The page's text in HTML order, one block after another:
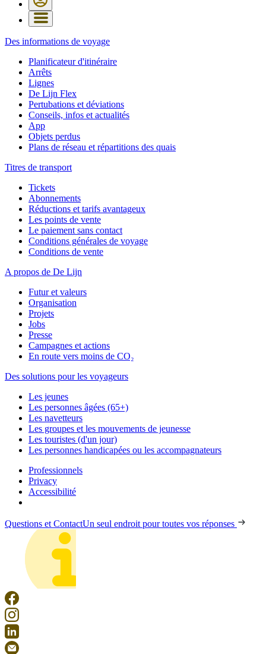
Des informations de voyage
Planificateur d'itinéraire
Arrêts
Lignes
De Lijn Flex
Pertubations et déviations
Conseils, infos et actualités
App
Objets perdus
Plans de réseau et répartitions des quais
Titres de transport
Tickets
Abonnements
Réductions et tarifs avantageux
Les points de vente
Le paiement sans contact
Conditions générales de voyage
Conditions de vente
A propos de De Lijn
Futur et valeurs
Organisation
Projets
Jobs
Presse
Campagnes et actions
En route vers moins de CO₂
Des solutions pour les voyageurs
Les jeunes
Les personnes âgées (65+)
Les navetteurs
Les groupes et les mouvements de jeunesse
Les touristes (d'un jour)
Les personnes handicapées ou les accompagnateurs
Professionnels
Privacy
Accessibilité
Questions et ContactUn seul endroit pour toutes vos réponses